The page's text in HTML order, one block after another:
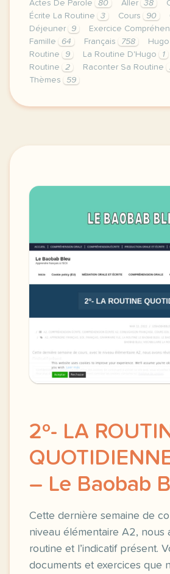
Actes De Parole 80 Aller 38
Écrite La Routine
3 Cours 90
Déjeuner
9 Exercice
Famille
64 Français 758 Hugo
Routine
9 La Routine D'Hugo 1
Routine
2 Raconter Sa Routine
Thèmes
59
image pixabay comcette
2º- LA
– Le Baobab
Cette dernière semaine de
niveau élémentaire A2, nous
routine et l’indicatif présent.
documents et exercices que